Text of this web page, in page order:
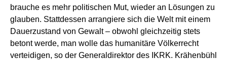
brauche es mehr politischen Mut, wieder an Lösungen zu
glauben. Stattdessen arrangiere sich die Welt mit einem
Dauerzustand von Gewalt – obwohl gleichzeitig stets
betont werde, man wolle das humanitäre Völkerrecht
verteidigen, so der Generaldirektor des IKRK. Krähenbühl